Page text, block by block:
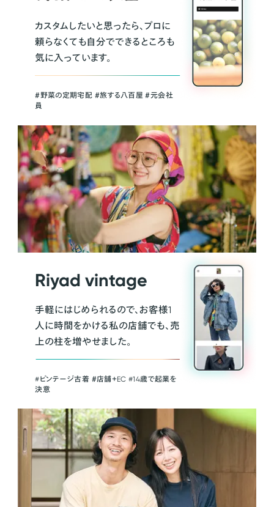
カスタムしたいと思ったら、プロに
頼らなくても自分でできるところも
気に入っています。
＃野菜の定期宅配 ＃旅する八百屋 ＃元会社
員
Riyad vintage
手軽にはじめられるので、お客様1
人に時間をかける私の店舗でも、売
上の柱を増やせました。
#ビンテージ古着 ＃店舗＋EC #14歳で起業を
決意